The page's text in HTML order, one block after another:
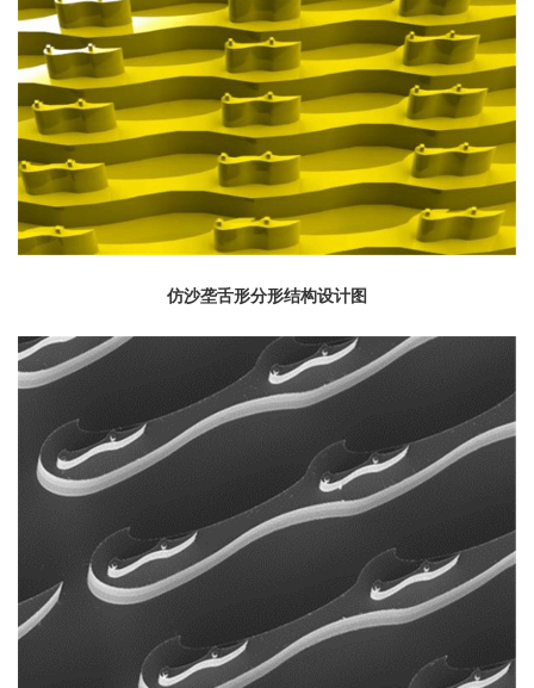
仿沙垄舌形分形结构设计图